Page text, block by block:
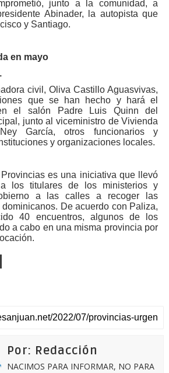
junto a la comunidad, a
Abinader, la autopista que
y Santiago.
en mayo
civil, Oliva Castillo Aguasvivas,
que se han hecho y hará el
el salón Padre Luis Quinn del
junto al viceministro de Vivienda
García, otros funcionarios y
y organizaciones locales.
es una iniciativa que llevó
los titulares de los ministerios y
a las calles a recoger las
De acuerdo con Paliza,
40 encuentros, algunos de los
a cabo en una misma provincia por
Por: Redacción
NACIMOS PARA INFORMAR, NO PARA